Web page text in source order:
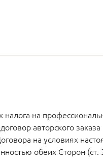
на
авторского
на условиях
обеих Сторон (ст.